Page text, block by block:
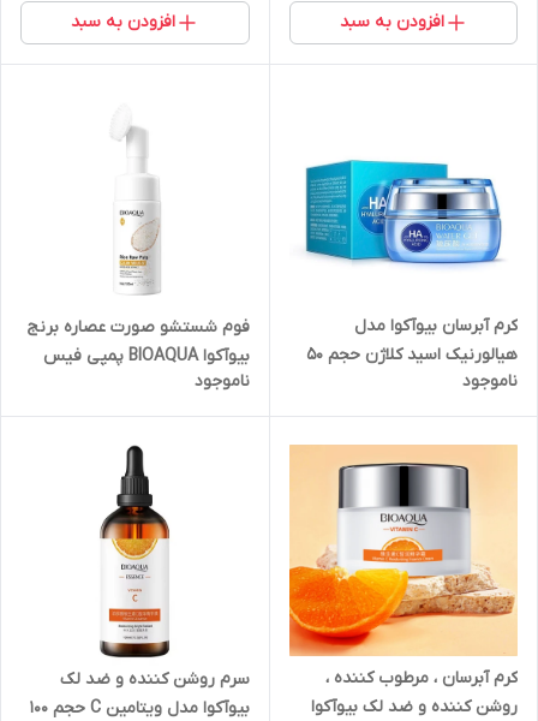
افزودن به سبد افزودن به سبد
کرم آبرسان بیوآکوا مدل
هیالورنیک اسید کلاژن حجم 50
میلی لیتر
ناموجود
فوم شستشو صورت عصاره برنج
بیوآکوا BIOAQUA پمپی فیس
براش دار
ناموجود
کرم آبرسان ، مرطوب کننده ،
روشن کننده و ضد لک بیوآکوا
سرم روشن کننده و ضد لک
بیوآکوا مدل ویتامین C حجم 100